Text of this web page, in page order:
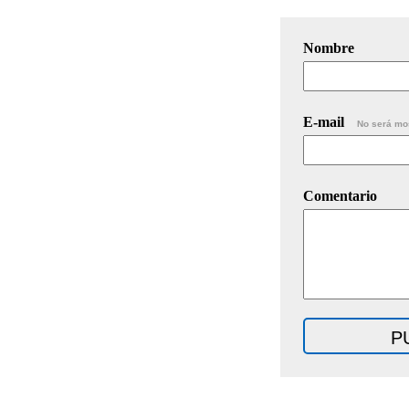
Nombre
E-mail No será
Comentario